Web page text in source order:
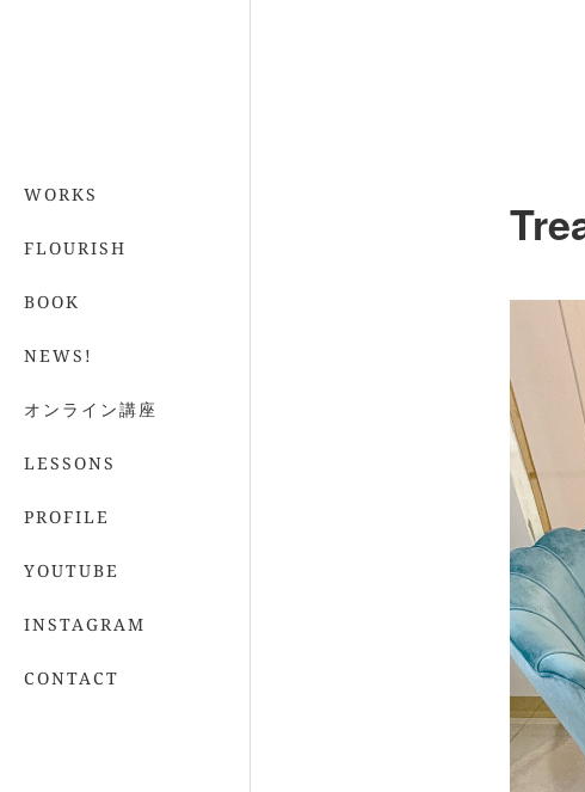
WORKS
FLOURISH
BOOK
NEWS!
オンライン講座
LESSONS
PROFILE
YOUTUBE
INSTAGRAM
CONTACT